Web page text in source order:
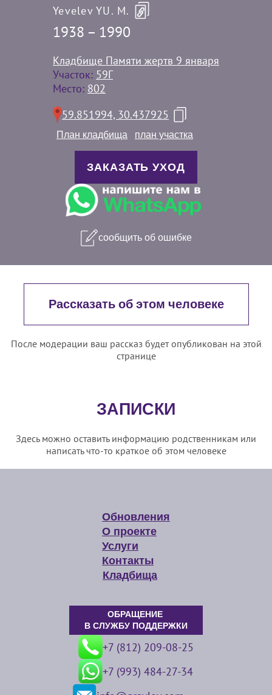
Yevelev YU. M.
1938 – 1990
Кладбище Памяти жертв 9 января
Участок: 59Г
Место: 802
59.851994, 30.437925
План кладбища план участка
ЗАКАЗАТЬ УХОД
сообщить об ошибке
Рассказать об этом человеке
После модерации ваш рассказ будет опубликован на этой
странице
ЗАПИСКИ
Здесь можно оставить информацию родственникам или
написать что-то краткое об этом человеке
Обновления
О проекте
Услуги
Контакты
Кладбища
ОБРАЩЕНИЕ
В СЛУЖБУ ПОДДЕРЖКИ
+7 (812) 209-08-25
+7 (993) 484-27-34